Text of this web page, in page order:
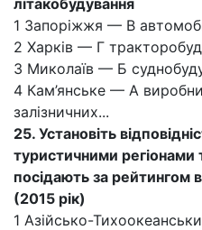
літакобудування
1 Запоріжжя — В
2 Харків — Г
3 Миколаїв — Б
4 Кам’янське — А
залізничних...
25. Установіть
туристичними регіонами
посідають за рейтингом
(2015 рік)
1 Азійсько-